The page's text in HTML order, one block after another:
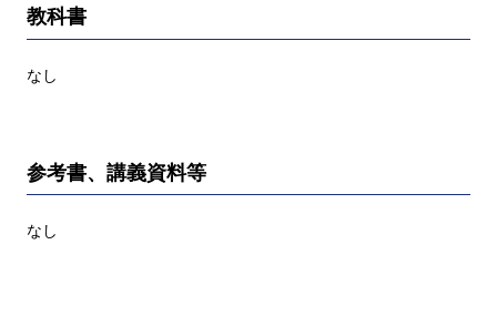
教科書
なし
参考書、講義資料等
なし